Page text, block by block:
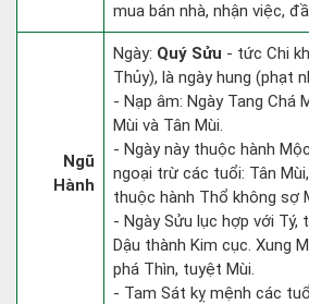
mua bán nhà, nhận việc,
Ngũ
Hành
Ngày: Quý Sửu - tức Chi
Thủy), là ngày hung (phạt
- Nạp âm: Ngày Tang Chá
Mùi và Tân Mùi.
- Ngày này thuộc hành
ngoại trừ các tuổi: Tân
thuộc hành Thổ không sợ
- Ngày Sửu lục hợp với Tý,
Dậu thành Kim cục. Xung
phá Thìn, tuyệt Mùi.
- Tam Sát kỵ mệnh các